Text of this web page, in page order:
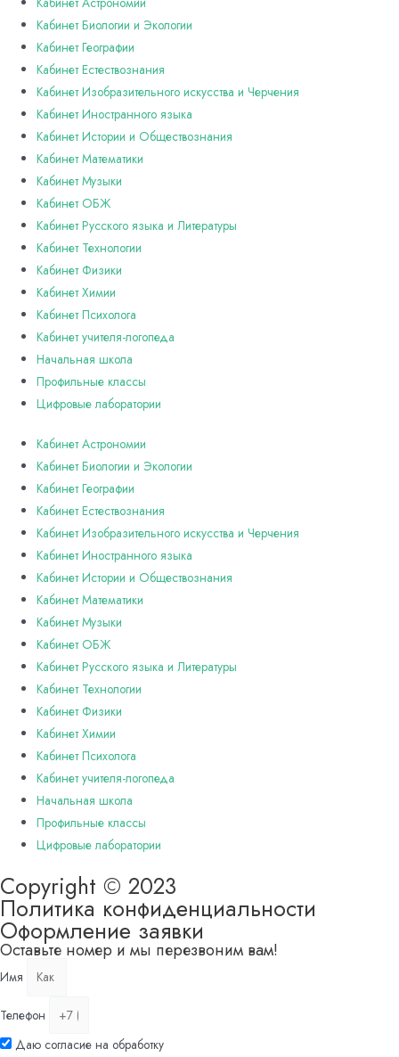
Кабинет Биологии и Экологии
Кабинет Географии
Кабинет Естествознания
Кабинет Изобразительного искусства и Черчения
Кабинет Иностранного языка
Кабинет Истории и Обществознания
Кабинет Математики
Кабинет Музыки
Кабинет ОБЖ
Кабинет Русского языка и Литературы
Кабинет Технологии
Кабинет Физики
Кабинет Химии
Кабинет Психолога
Кабинет учителя-логопеда
Начальная школа
Профильные классы
Цифровые лаборатории
Кабинет Астрономии
Кабинет Биологии и Экологии
Кабинет Географии
Кабинет Естествознания
Кабинет Изобразительного искусства и Черчения
Кабинет Иностранного языка
Кабинет Истории и Обществознания
Кабинет Математики
Кабинет Музыки
Кабинет ОБЖ
Кабинет Русского языка и Литературы
Кабинет Технологии
Кабинет Физики
Кабинет Химии
Кабинет Психолога
Кабинет учителя-логопеда
Начальная школа
Профильные классы
Цифровые лаборатории
Copyright © 2023
Политика конфиденциальности
Оформление заявки
Оставьте номер и мы перезвоним вам!
Имя
Телефон
Даю согласие на обработку